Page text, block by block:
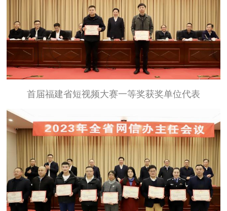
首届福建省短视频大赛一等奖获奖单位代表